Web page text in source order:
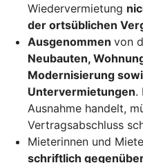
Wiedervermietung
der ortsüblichen
Ausgenommen von
Neubauten,
Modernisierung
Untervermietungen.
Ausnahme handelt,
Vertragsabschluss
Mieterinnen und
schriftlich